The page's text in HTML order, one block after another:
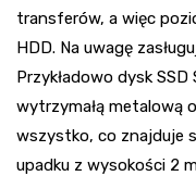
transferów, a więc
HDD. Na uwagę
Przykładowo dysk
wytrzymałą metalową
wszystko, co znajduje
upadku z wysokości 2